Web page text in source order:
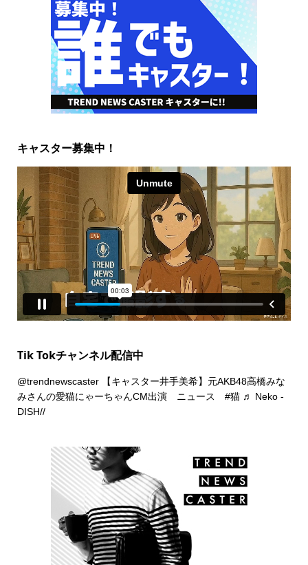
キャスター募集中！
Tik Tokチャンネル配信中
@trendnewscaster【キャスター井手美希】元AKB48高橋みな
みさんの愛猫にゃーちゃんCM出演 ニュース #猫 ♬ Neko -
DISH//